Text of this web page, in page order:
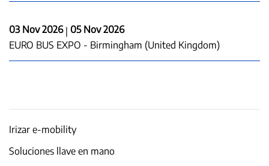
03 Nov 2026| 05 Nov 2026
EURO BUS EXPO - Birmingham (United Kingdom)
Irizar e-mobility
Soluciones llave en mano